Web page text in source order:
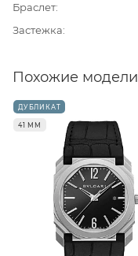
Браслет
Застежка
Похожие модели
ДУБЛИКАТ
41 ММ